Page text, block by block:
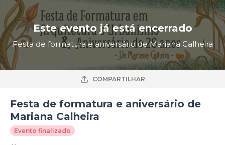
Este evento já está encerrado
Festa de formatura e aniversário de Mariana Calheira
COMPARTILHAR
Festa de formatura e aniversário de
Mariana Calheira
Evento finalizado